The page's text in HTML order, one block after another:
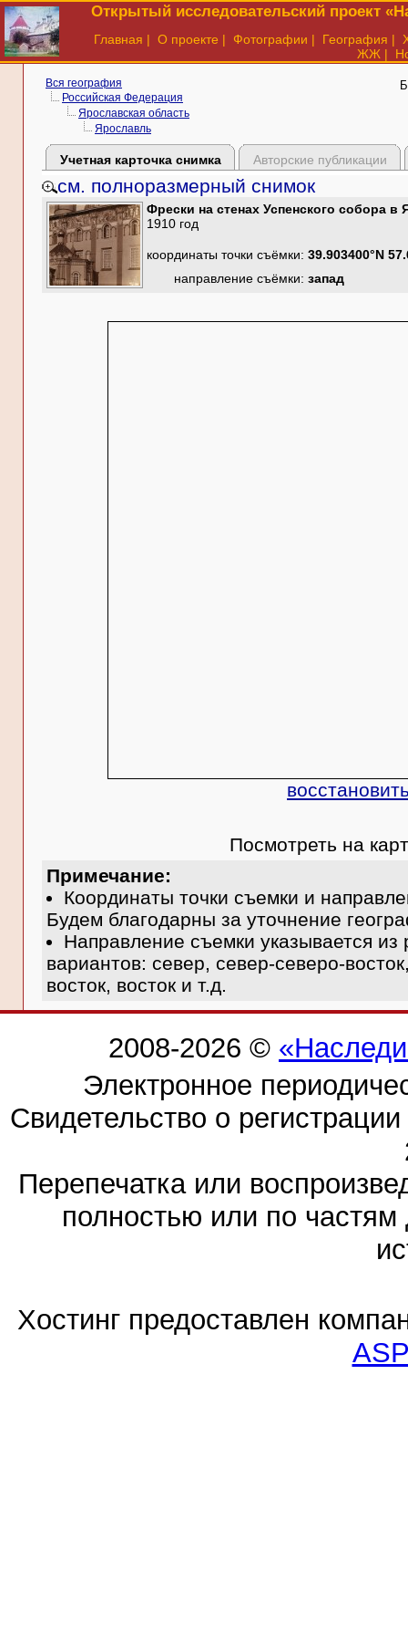
Открытый исследовательский проект
Главная | О проекте | Фотографии | География |
ЖЖ |
Вся география
Российская Федерация
Ярославская область
Ярославль
Учетная карточка снимка Авторские публикации
см. полноразмерный снимок
Фрески на стенах Успенского собора в
1910 год
координаты точки съёмки: 39.903400°N
направление съёмки: запад
Посмотреть на
Примечание:
Координаты точки съемки и
Будем благодарны за уточнение
Направление съемки указывается
вариантов: север, север-северо-
восток, восток и т.д.
2008-2026 ©
Электронное
Свидетельство о
Перепечатка или
полностью или по частям
Хостинг предоставлен